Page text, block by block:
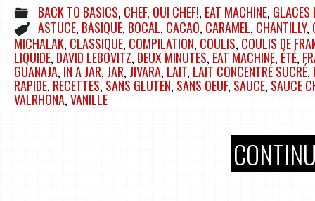
BACK TO BASICS, CHEF, OUI CHEF!, EAT MACHINE, GLACES
ASTUCE, BASIQUE, BOCAL, CACAO, CARAMEL, CHANTILLY,
MICHALAK, CLASSIQUE, COMPILATION, COULIS, COULIS DE
LIQUIDE, DAVID LEBOVITZ, DEUX MINUTES, EAT MACHINE, ÉTÉ,
GUANAJA, IN A JAR, JAR, JIVARA, LAIT, LAIT CONCENTRÉ SUCRÉ,
RAPIDE, RECETTES,SANS GLUTEN, SANS OEUF, SAUCE, SAUCE
VALRHONA,VANILLE